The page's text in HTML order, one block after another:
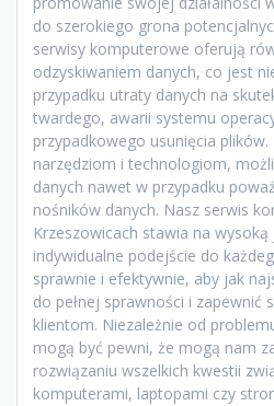
do szerokiego grona
serwisy komputerowe oferują
odzyskiwaniem danych, co jest
przypadku utraty danych na
twardego, awarii systemu
przypadkowego usunięcia
narzędziom i technologiom,
danych nawet w przypadku
nośników danych. Nasz serwis
Krzeszowicach stawia na
indywidualne podejście do
sprawnie i efektywnie, aby jak
do pełnej sprawności i zapewnić
klientom. Niezależnie od
mogą być pewni, że mogą nam
rozwiązaniu wszelkich kwestii
komputerami, laptopami czy